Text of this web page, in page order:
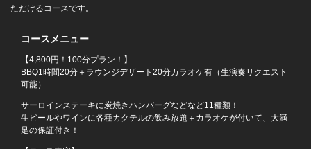
ただけるコースです。
コースメニュー
【4,800円！100分プラン！】
BBQ1時間20分＋ラウンジデザート20分カラオケ有（生演奏リクエスト
可能）
サーロインステーキに炭焼きハンバーグなどなど11種類！
生ビールやワインに各種カクテルの飲み放題＋カラオケが付いて、大満
足の保証付き！